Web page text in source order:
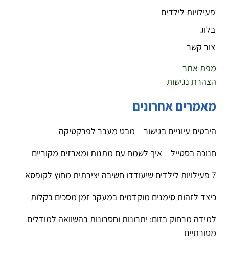
פעילויות לילדים
בלוג
צור קשר
מפת אתר
הצהרת נגישות
מאמרים אחרונים
היבטים עיוניים בגישור – מבט מעבר לפרקטיקה
חנוכה בסטייל – איך לשמח עם מתנות ומארזים מקוריים
7 פעילויות לילדים שיעודדו חשיבה יצירתית מחוץ לקופסא
כיצד לזהות סימנים מוקדמים במעקב זמן מסכים בקלות
למידה מרחוק בזום: יתרונות וחסרונות בהשוואה למודלים
מסורתיים